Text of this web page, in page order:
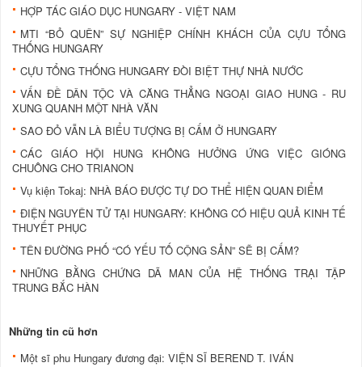
HỢP TÁC GIÁO DỤC HUNGARY - VIỆT NAM
MTI “BỎ QUÊN” SỰ NGHIỆP CHÍNH KHÁCH CỦA CỰU TỔNG
THỐNG HUNGARY
CỰU TỔNG THỐNG HUNGARY ĐÒI BIỆT THỰ NHÀ NƯỚC
VẤN ĐỀ DÂN TỘC VÀ CĂNG THẲNG NGOẠI GIAO HUNG - RU
XUNG QUANH MỘT NHÀ VĂN
SAO ĐỎ VẪN LÀ BIỂU TƯỢNG BỊ CẤM Ở HUNGARY
CÁC GIÁO HỘI HUNG KHÔNG HƯỞNG ỨNG VIỆC GIÓNG
CHUÔNG CHO TRIANON
Vụ kiện Tokaj: NHÀ BÁO ĐƯỢC TỰ DO THỂ HIỆN QUAN ĐIỂM
ĐIỆN NGUYÊN TỬ TẠI HUNGARY: KHÔNG CÓ HIỆU QUẢ KINH TẾ
THUYẾT PHỤC
TÊN ĐƯỜNG PHỐ “CÓ YẾU TỐ CỘNG SẢN” SẼ BỊ CẤM?
NHỮNG BẰNG CHỨNG DÃ MAN CỦA HỆ THỐNG TRẠI TẬP
TRUNG BẮC HÀN
Những tin cũ hơn
Một sĩ phu Hungary đương đại: VIỆN SĨ BEREND T. IVÁN